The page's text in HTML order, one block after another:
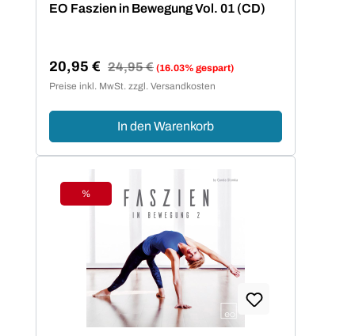
EO Faszien in Bewegung Vol. 01 (CD)
Verkaufspreis:
20,95 € Regulärer Preis:
24,95 € (16.03% gespart)
Preise inkl. MwSt. zzgl. Versandkosten
In den Warenkorb
Rabatt
%